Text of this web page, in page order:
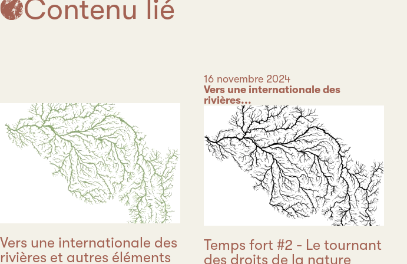
Contenu lié
Vers une internationale des
rivières et autres éléments
Date
16 novembre 2024
Catégorie
Vers une internationale des
rivières...
Temps fort #2 - Le tournant
des droits de la nature